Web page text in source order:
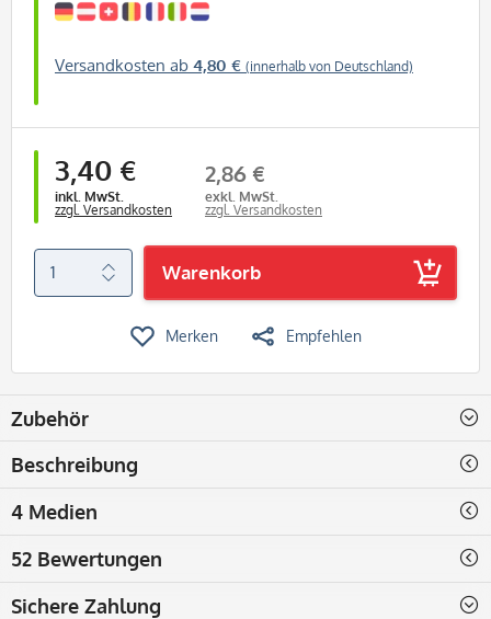
Versandkosten ab 4,80 € (innerhalb von Deutschland)
3,40 €
inkl. MwSt.
zzgl. Versandkosten
2,86 €
exkl. MwSt.
zzgl. Versandkosten
Warenkorb
Merken Empfehlen
Zubehör
Beschreibung
4 Medien
52 Bewertungen
Sichere Zahlung